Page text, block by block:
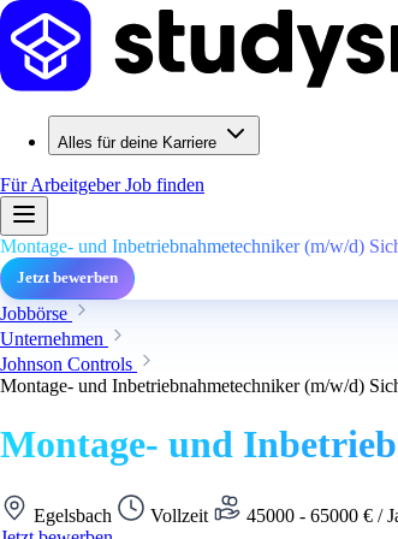
Alles für deine Karriere
Für ArbeitgeberJob finden
Montage- und Inbetriebnahmetechniker (m/w/d)
Jetzt bewerben
Jobbörse
Unternehmen
Johnson Controls
Montage- und Inbetriebnahmetechniker (m/w/d)
Montage- und
Egelsbach Vollzeit 45000 - 65000 € /